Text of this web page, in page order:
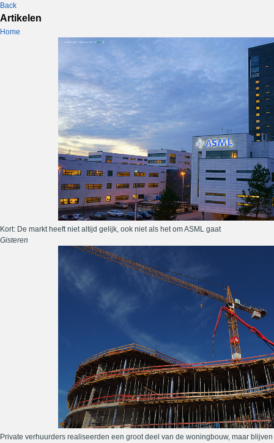
Back
Artikelen
Home
Kort: De markt heeft niet altijd gelijk, ook niet als het om ASML gaat
Gisteren
Private verhuurders realiseerden een groot deel van de woningbouw, maar blijven